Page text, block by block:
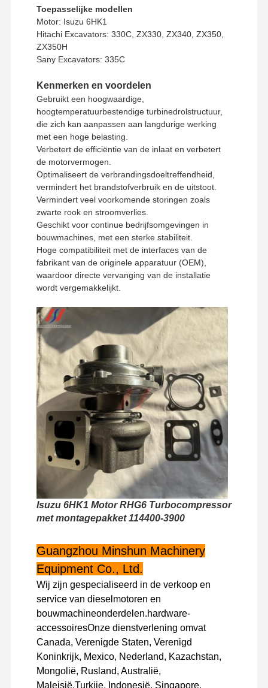
Thuis Producten VR -show Over Ons
Fabriekstour
Kwaliteitscont
Role
Neem
Contact Met
Ons Op
Nieuws
Gevallen
Perkins Engine
Yanmar Motor
Kubota-motor
Motor van de Isuzu
Cummins -motor
Minimale
bestelhoeveelheid
1 stuk
Betalingswijze
Western Union, T/T
Verzendmethode
Toepasselijke modellen
Motor: Isuzu 6HK1
Hitachi Excavators: 330C, ZX330, ZX340, ZX350,
ZX350H
Sany Excavators: 335C
Kenmerken en voordelen
Gebruikt een hoogwaardige,
hoogtemperatuurbestendige turbinedrolstructuur,
die zich kan aanpassen aan langdurige werking
met een hoge belasting.
Verbetert de efficiëntie van de inlaat en verbetert
de motorvermogen.
Optimaliseert de verbrandingsdoeltreffendheid,
vermindert het brandstofverbruik en de uitstoot.
Vermindert veel voorkomende storingen zoals
zwarte rook en stroomverlies.
Geschikt voor continue bedrijfsomgevingen in
bouwmachines, met een sterke stabiliteit.
Hoge compatibiliteit met de interfaces van de
fabrikant van de originele apparatuur (OEM),
waardoor directe vervanging van de installatie
wordt vergemakkelijkt.
Isuzu 6HK1 Motor RHG6 Turbocompressor
met montagepakket 114400-3900
Guangzhou Minshun Machinery
Equipment Co., Ltd.
Wij zijn gespecialiseerd in de verkoop en
service van dieselmotoren en
bouwmachineonderdelen.hardware-
accessoiresOnze dienstverlening omvat
Canada, Verenigde Staten, Verenigd
Koninkrijk, Mexico, Nederland, Kazachstan,
Mongolië, Rusland, Australië,
Maleisië,Turkije, Indonesië, Singapore,